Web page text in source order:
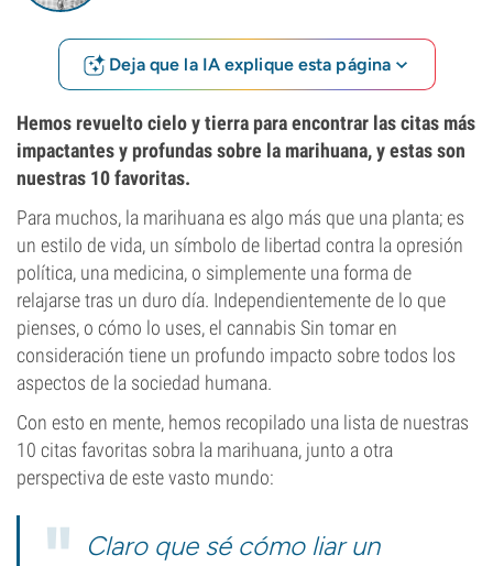
Deja que la IA explique esta página
Hemos revuelto cielo y tierra para encontrar las citas más
impactantes y profundas sobre la marihuana, y estas son
nuestras 10 favoritas.
Para muchos, la marihuana es algo más que una planta; es
un estilo de vida, un símbolo de libertad contra la opresión
política, una medicina, o simplemente una forma de
relajarse tras un duro día. Independientemente de lo que
pienses, o cómo lo uses, el cannabis Sin tomar en
consideración tiene un profundo impacto sobre todos los
aspectos de la sociedad humana.
Con esto en mente, hemos recopilado una lista de nuestras
10 citas favoritas sobra la marihuana, junto a otra
perspectiva de este vasto mundo:
Claro que sé cómo liar un